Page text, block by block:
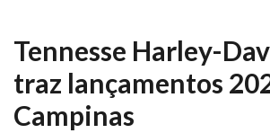
Tennesse Harley-
traz lançamentos
Campinas